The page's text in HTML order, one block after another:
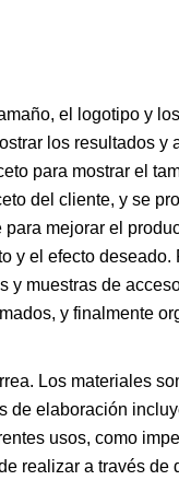
el logotipo y
los resultados y
para mostrar el
del cliente, y se
mejorar el
y el efecto
y muestras de
y finalmente
Los materiales
elaboración
usos, como
realizar a través de